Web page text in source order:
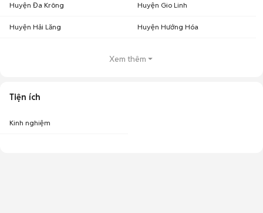
Huyện Đa Krông Huyện Gio Linh
Huyện Hải Lăng Huyện Hướng Hóa
Xem thêm
Tiện ích
Kinh nghiệm